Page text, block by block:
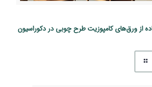
از ورق‌های کامپوزیت طرح چوبی در دکوراسیون